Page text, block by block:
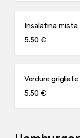
Insalatina mista
5.50 €
Verdure grigliate
5.50 €